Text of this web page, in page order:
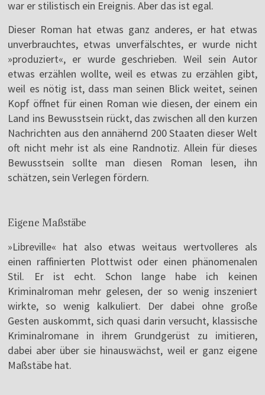
war er stilistisch ein Ereignis. Aber das ist egal.
Dieser Roman hat etwas ganz anderes, er hat etwas
unverbrauchtes, etwas unverfälschtes, er wurde nicht
»produziert«, er wurde geschrieben. Weil sein Autor
etwas erzählen wollte, weil es etwas zu erzählen gibt,
weil es nötig ist, dass man seinen Blick weitet, seinen
Kopf öffnet für einen Roman wie diesen, der einem ein
Land ins Bewusstsein rückt, das zwischen all den kurzen
Nachrichten aus den annähernd 200 Staaten dieser Welt
oft nicht mehr ist als eine Randnotiz. Allein für dieses
Bewusstsein sollte man diesen Roman lesen, ihn
schätzen, sein Verlegen fördern.
Eigene Maßstäbe
»Libreville« hat also etwas weitaus wertvolleres als
einen raffinierten Plottwist oder einen phänomenalen
Stil. Er ist echt. Schon lange habe ich keinen
Kriminalroman mehr gelesen, der so wenig inszeniert
wirkte, so wenig kalkuliert. Der dabei ohne große
Gesten auskommt, sich quasi darin versucht, klassische
Kriminalromane in ihrem Grundgerüst zu imitieren,
dabei aber über sie hinauswächst, weil er ganz eigene
Maßstäbe hat.